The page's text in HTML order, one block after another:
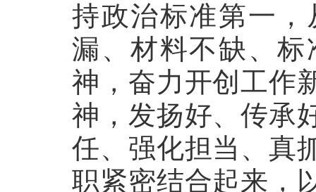
持政治标准第一
漏、材料不缺、
神，奋力开创工作
神，发扬好、传承
任、强化担当、真
职紧密结合起来，